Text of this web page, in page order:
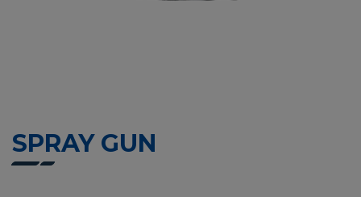
SPRAY GUN